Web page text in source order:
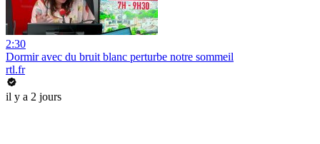
2:30
Dormir avec du bruit blanc perturbe notre sommeil
rtl.fr
il y a 2 jours